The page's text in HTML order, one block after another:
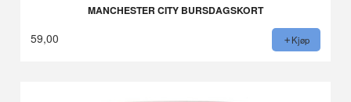
MANCHESTER CITY BURSDAGSKORT
59,00 Kjøp